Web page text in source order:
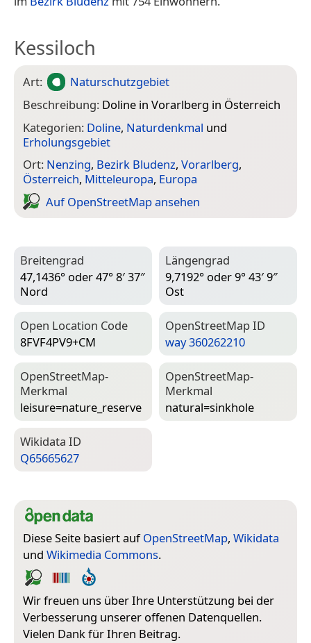
Kessiloch
Art:
Naturschutzgebiet
Beschreibung: Doline in Vorarlberg in Österreich
Kategorien: Doline, Naturdenkmal und
Erholungsgebiet
Ort: Nenzing, Bezirk Bludenz, Vorarlberg,
Österreich, Mitteleuropa, Europa
Auf Open­Street­Map ansehen
Breitengrad
47,1436° oder 47° 8′ 37″
Nord
Längengrad
9,7192° oder 9° 43′ 9″
Ost
Open Location Code
8FVF4PV9+CM
Open­Street­Map ID
way 360262210
Open­Street­Map-
Merkmal
leisure=­nature_reserve
Open­Street­Map-
Merkmal
natural=­sinkhole
Wiki­data ID
Q65665627
Diese Seite basiert aufOpenStreetMap, Wikidata
und Wikimedia Commons.
Wir freuen uns über Ihre Unterstützung bei der
Verbesserung unserer offenen Datenquellen.
Vielen Dank für Ihren Beitrag.